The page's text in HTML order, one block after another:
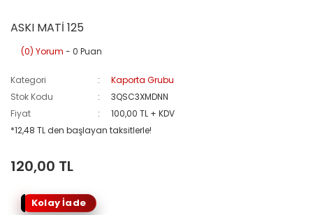
ASKI MATİ 125
(0) Yorum - 0 Puan
Kategori
Kaporta Grubu
Stok Kodu
3QSC3XMDNN
Fiyat
100,00 TL + KDV
*12,48 TL den başlayan taksitlerle!
120,00 TL
Kolay İade